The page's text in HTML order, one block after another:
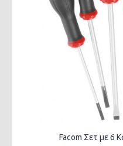
Facom Σετ με 6